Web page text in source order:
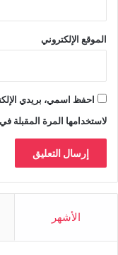
الموقع الإلكتروني
احفظ اسمي، بريدي
لاستخدامها المرة المقبلة
الأشهر